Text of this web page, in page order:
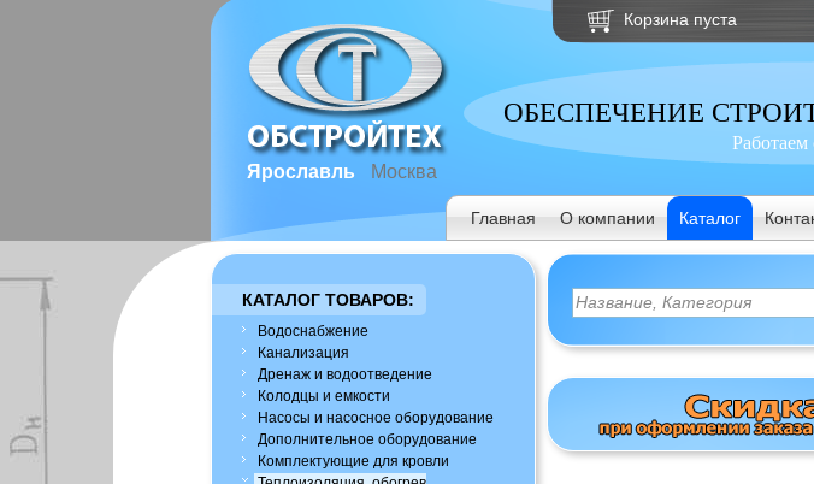
Ярославль Москва
Корзина пуста
ОБЕСПЕЧЕНИЕ
Работаем
Главная О компании Каталог
КАТАЛОГ ТОВАРОВ:
Водоснабжение
Канализация
Дренаж и водоотведение
Колодцы и емкости
Насосы и насосное оборудование
Дополнительное оборудование
Комплектующие для кровли